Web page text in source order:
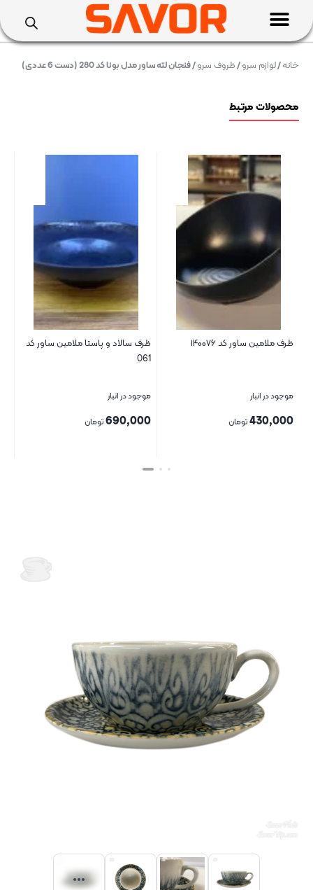
خانه/لوازم سرو/ظروف سرو/ فنجان لته ساور مدل بونا کد 280 (دست 6 عددی)
محصولات مرتبط
ظرف ملامین ساور کد ۱۴۰۰۷۶
موجود در انبار
430,000تومان
ظرف سالاد و پاستا ملامین ساور کد
061
موجود در انبار
690,000تومان
بستن